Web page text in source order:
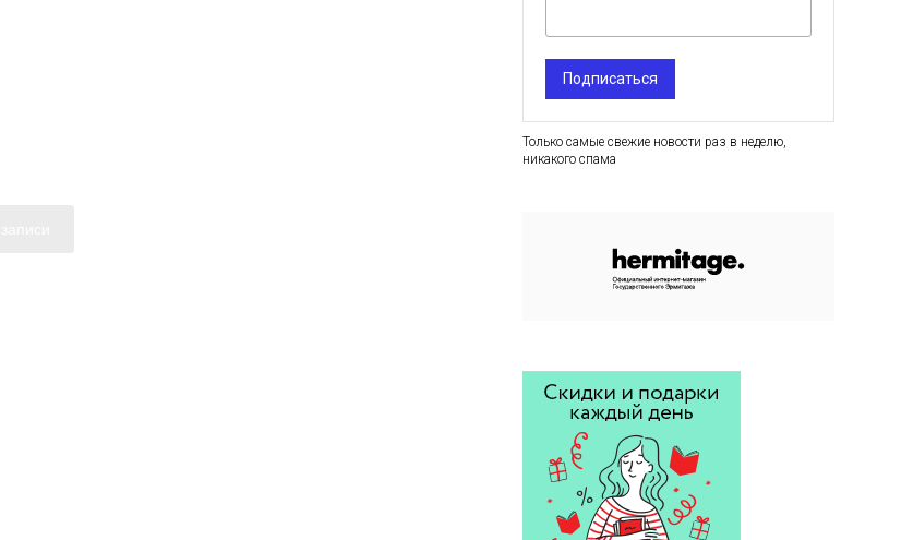
Подписаться
Только самые свежие новости раз в неделю,
никакого спама